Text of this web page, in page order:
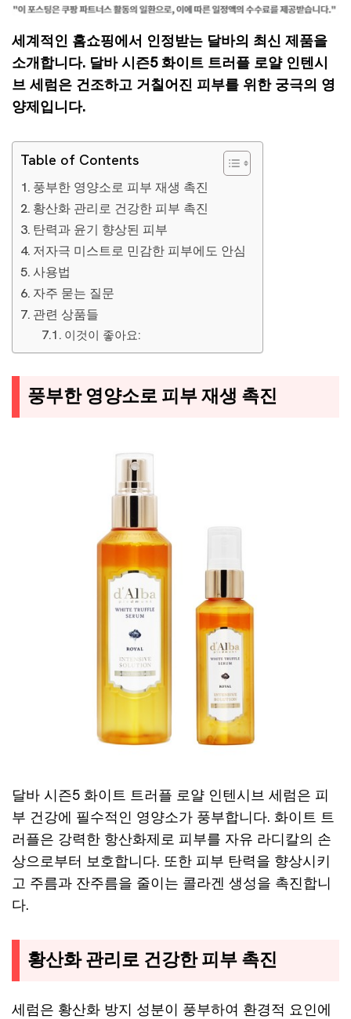
세계적인 홈쇼핑에서 인정받는 달바의 최신 제품을
소개합니다. 달바 시즌5 화이트 트러플 로얄 인텐시
브 세럼은 건조하고 거칠어진 피부를 위한 궁극의 영
양제입니다.
Table of Contents
풍부한 영양소로 피부 재생 촉진
황산화 관리로 건강한 피부 촉진
탄력과 윤기 향상된 피부
저자극 미스트로 민감한 피부에도 안심
사용법
자주 묻는 질문
관련 상품들
이것이 좋아요:
풍부한 영양소로 피부 재생 촉진
달바 시즌5 화이트 트러플 로얄 인텐시브 세럼은 피
부 건강에 필수적인 영양소가 풍부합니다. 화이트 트
러플은 강력한 항산화제로 피부를 자유 라디칼의 손
상으로부터 보호합니다. 또한 피부 탄력을 향상시키
고 주름과 잔주름을 줄이는 콜라겐 생성을 촉진합니
다.
황산화 관리로 건강한 피부 촉진
세럼은 황산화 방지 성분이 풍부하여 환경적 요인에